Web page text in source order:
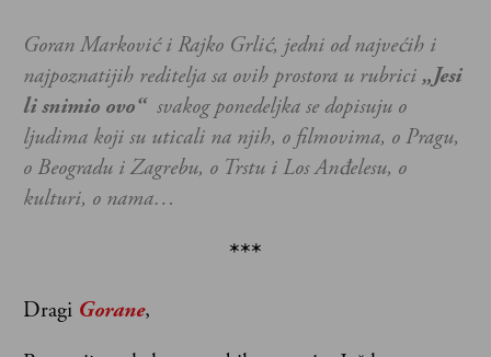
Goran Marković i Rajko Grlić, jedni od najvećih i
najpoznatijih reditelja sa ovih prostora u rubrici „Jesi
li snimio ovo“svakog ponedeljka se dopisuju o
ljudima koji su uticali na njih, o filmovima, o Pragu,
o Beogradu i Zagrebu, o Trstu i Los Anđelesu, o
kulturi, o nama…
***
Dragi Gorane,